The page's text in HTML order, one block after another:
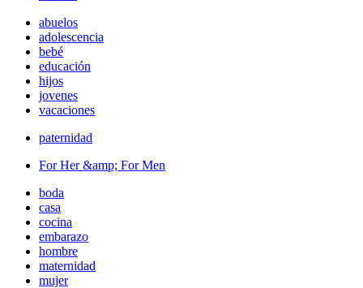
abuelos
adolescencia
bebé
educación
hijos
jovenes
vacaciones
paternidad
For Her &amp; For Men
boda
casa
cocina
embarazo
hombre
maternidad
mujer